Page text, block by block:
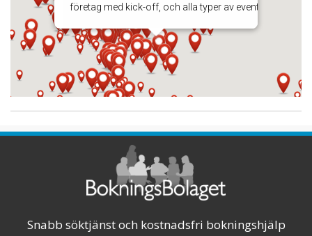
företag med kick-off, och alla typer av event ..
Visa mer
Snabb söktjänst och kostnadsfri bokningshjälp